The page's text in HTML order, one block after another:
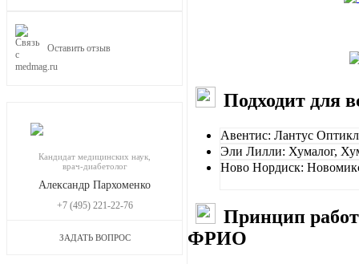
Оставить отзыв
Кандидат медицинских наук,
врач-диабетолог
Александр Пархоменко
+7 (495) 221-22-76
ЗАДАТЬ ВОПРОС
Подходит для
Авентис: Лантус
Эли Лилли: Хумалог,
Ново Нордиск:
Принцип
ФРИО